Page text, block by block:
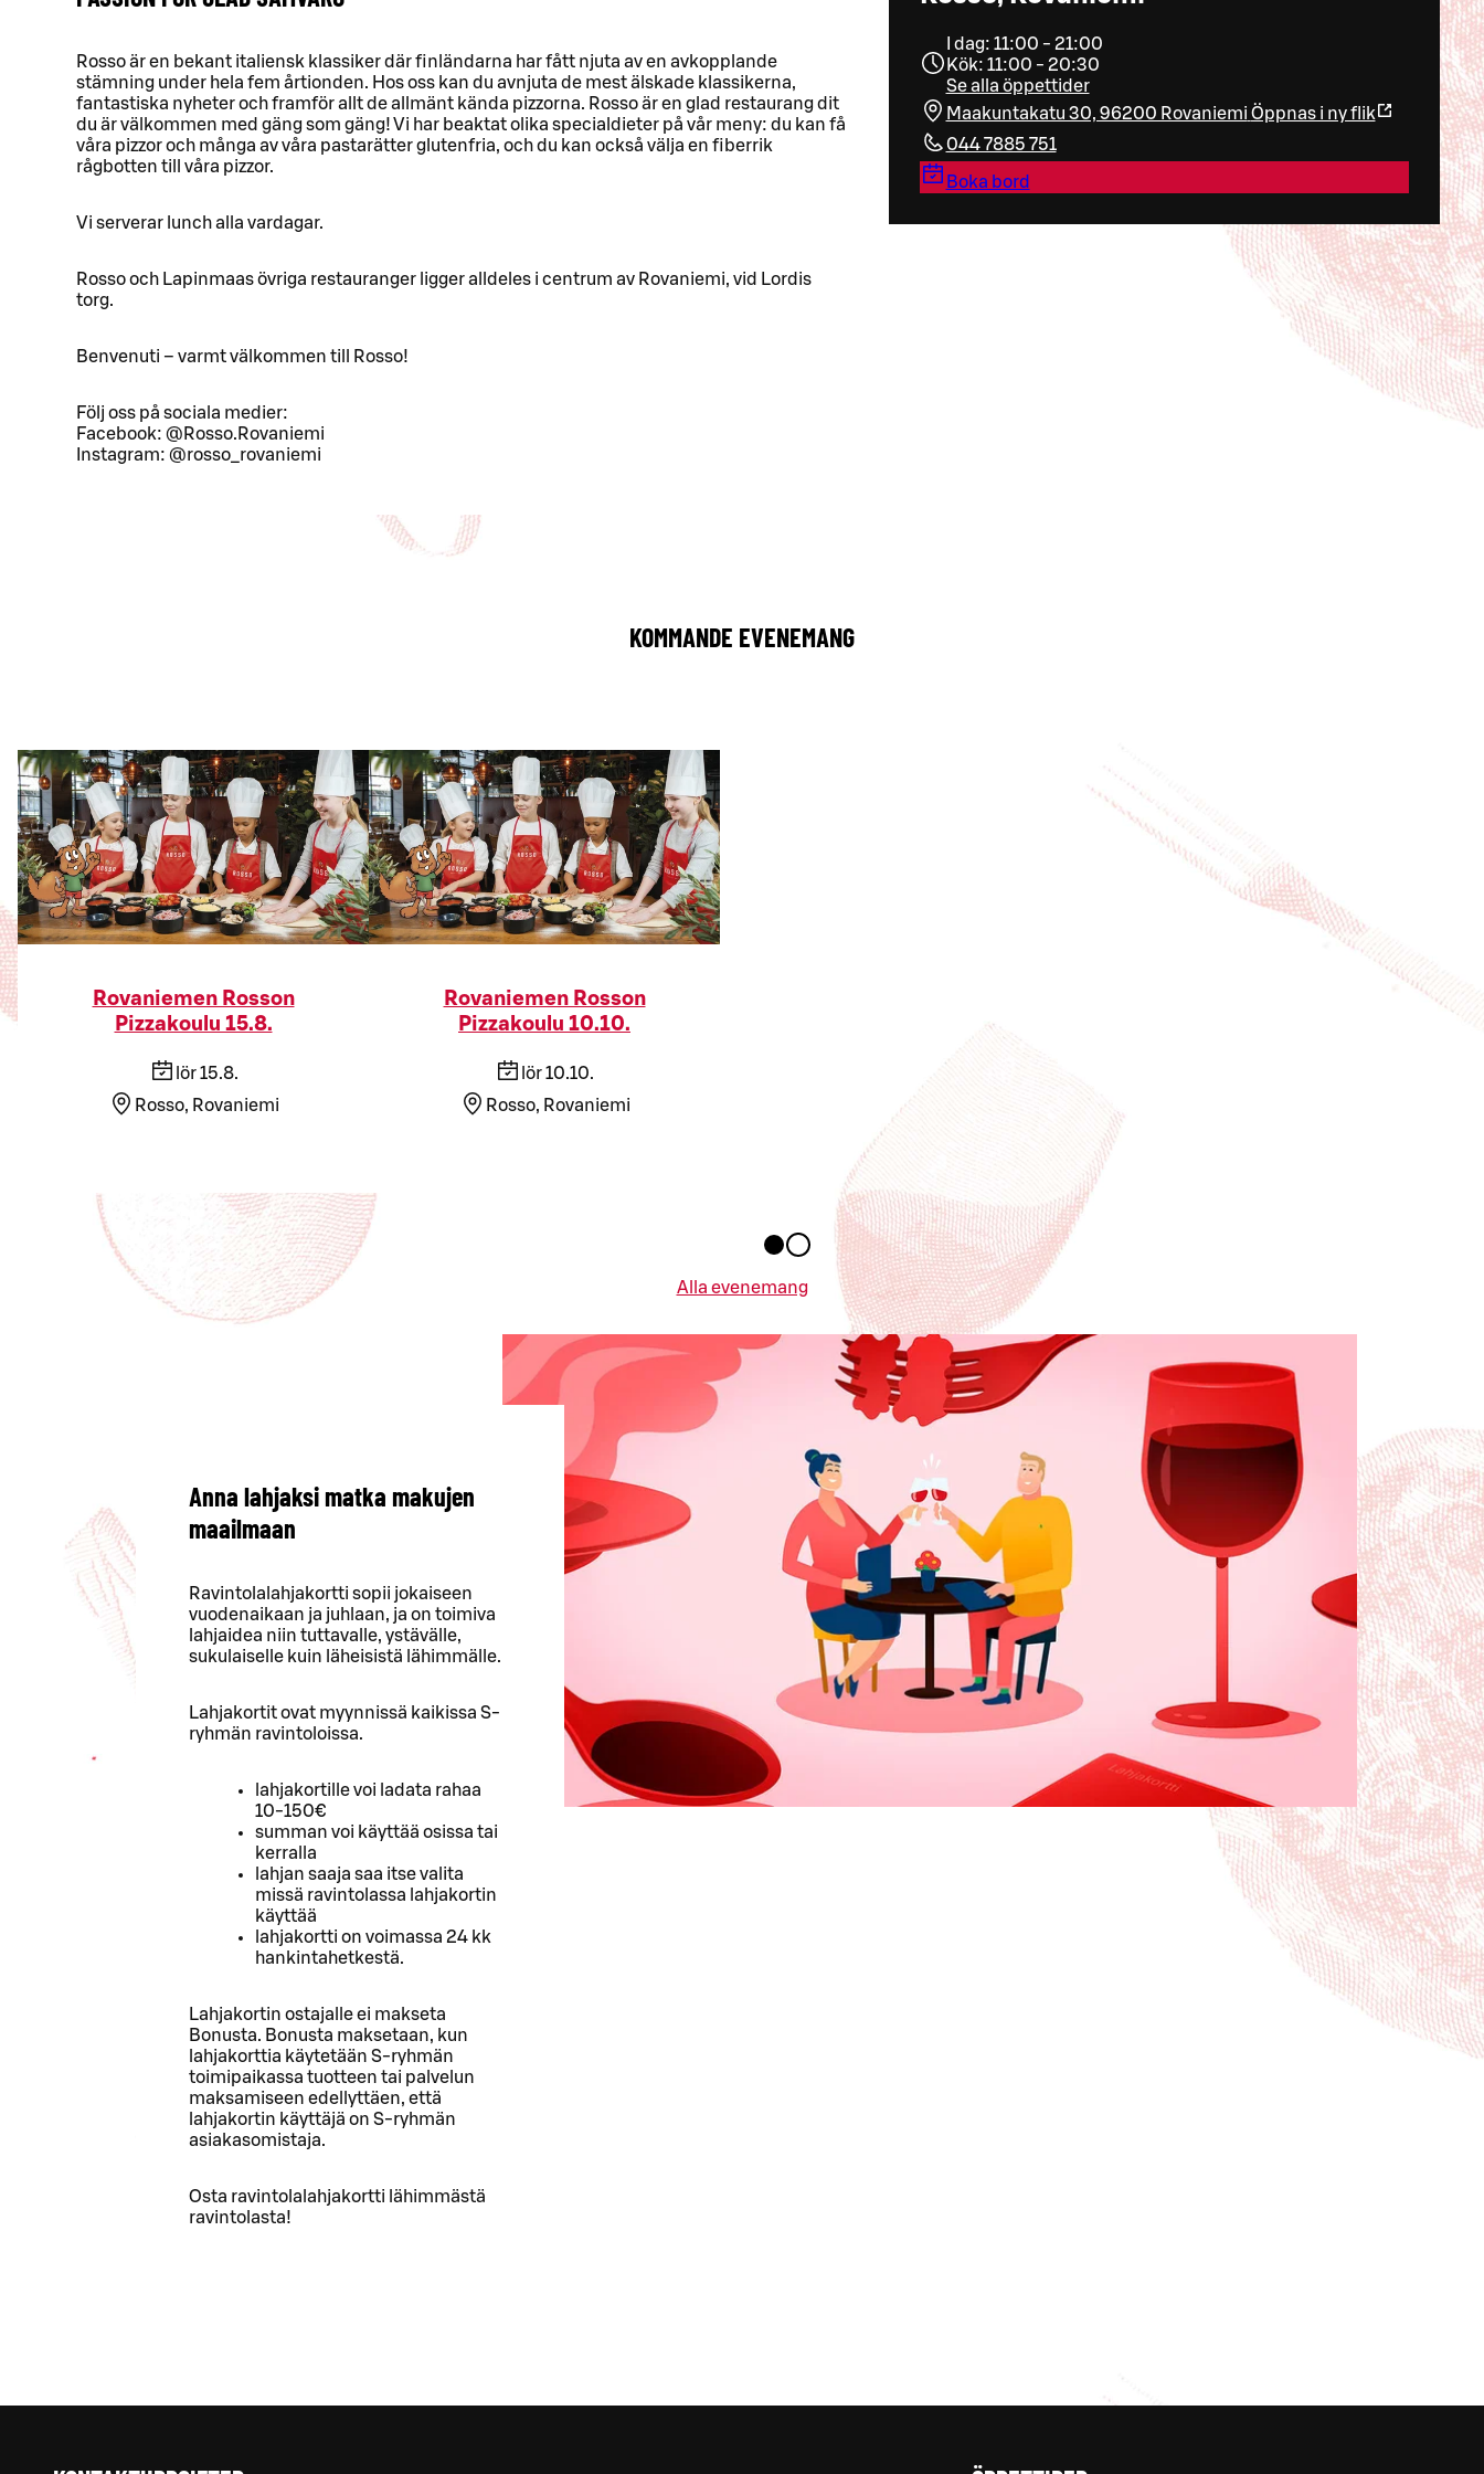
I dag: 11:00 - 21:00
Kök: 11:00 - 20:30
Se alla öppettider
Maakuntakatu 30, 96200 Rovaniemi Öppnas i ny flik
044 7885 751
Boka bord
Rosso är en bekant italiensk klassiker där finländarna har fått njuta av en avkopplande
stämning under hela fem årtionden. Hos oss kan du avnjuta de mest älskade klassikerna,
fantastiska nyheter och framför allt de allmänt kända pizzorna. Rosso är en glad restaurang dit
du är välkommen med gäng som gäng! Vi har beaktat olika specialdieter på vår meny: du kan få
våra pizzor och många av våra pastarätter glutenfria, och du kan också välja en fiberrik
rågbotten till våra pizzor.
Vi serverar lunch alla vardagar.
Rosso och Lapinmaas övriga restauranger ligger alldeles i centrum av Rovaniemi, vid Lordis
torg.
Benvenuti – varmt välkommen till Rosso!
Följ oss på sociala medier:
Facebook: @Rosso.Rovaniemi
Instagram: @rosso_rovaniemi
KOMMANDE EVENEMANG
Rovaniemen Rosson
Pizzakoulu 15.8.
lör 15.8.
Rosso, Rovaniemi
Rovaniemen Rosson
Pizzakoulu 10.10.
lör 10.10.
Rosso, Rovaniemi
Alla evenemang
Anna lahjaksi matka makujen
maailmaan
Ravintolalahjakortti sopii jokaiseen
vuodenaikaan ja juhlaan, ja on toimiva
lahjaidea niin tuttavalle, ystävälle,
sukulaiselle kuin läheisistä lähimmälle.
Lahjakortit ovat myynnissä kaikissa S-
ryhmän ravintoloissa.
lahjakortille voi ladata rahaa
10-150€
summan voi käyttää osissa tai
kerralla
lahjan saaja saa itse valita
missä ravintolassa lahjakortin
käyttää
lahjakortti on voimassa 24 kk
hankintahetkestä.
Lahjakortin ostajalle ei makseta
Bonusta. Bonusta maksetaan, kun
lahjakorttia käytetään S-ryhmän
toimipaikassa tuotteen tai palvelun
maksamiseen edellyttäen, että
lahjakortin käyttäjä on S-ryhmän
asiakasomistaja.
Osta ravintolalahjakortti lähimmästä
ravintolasta!